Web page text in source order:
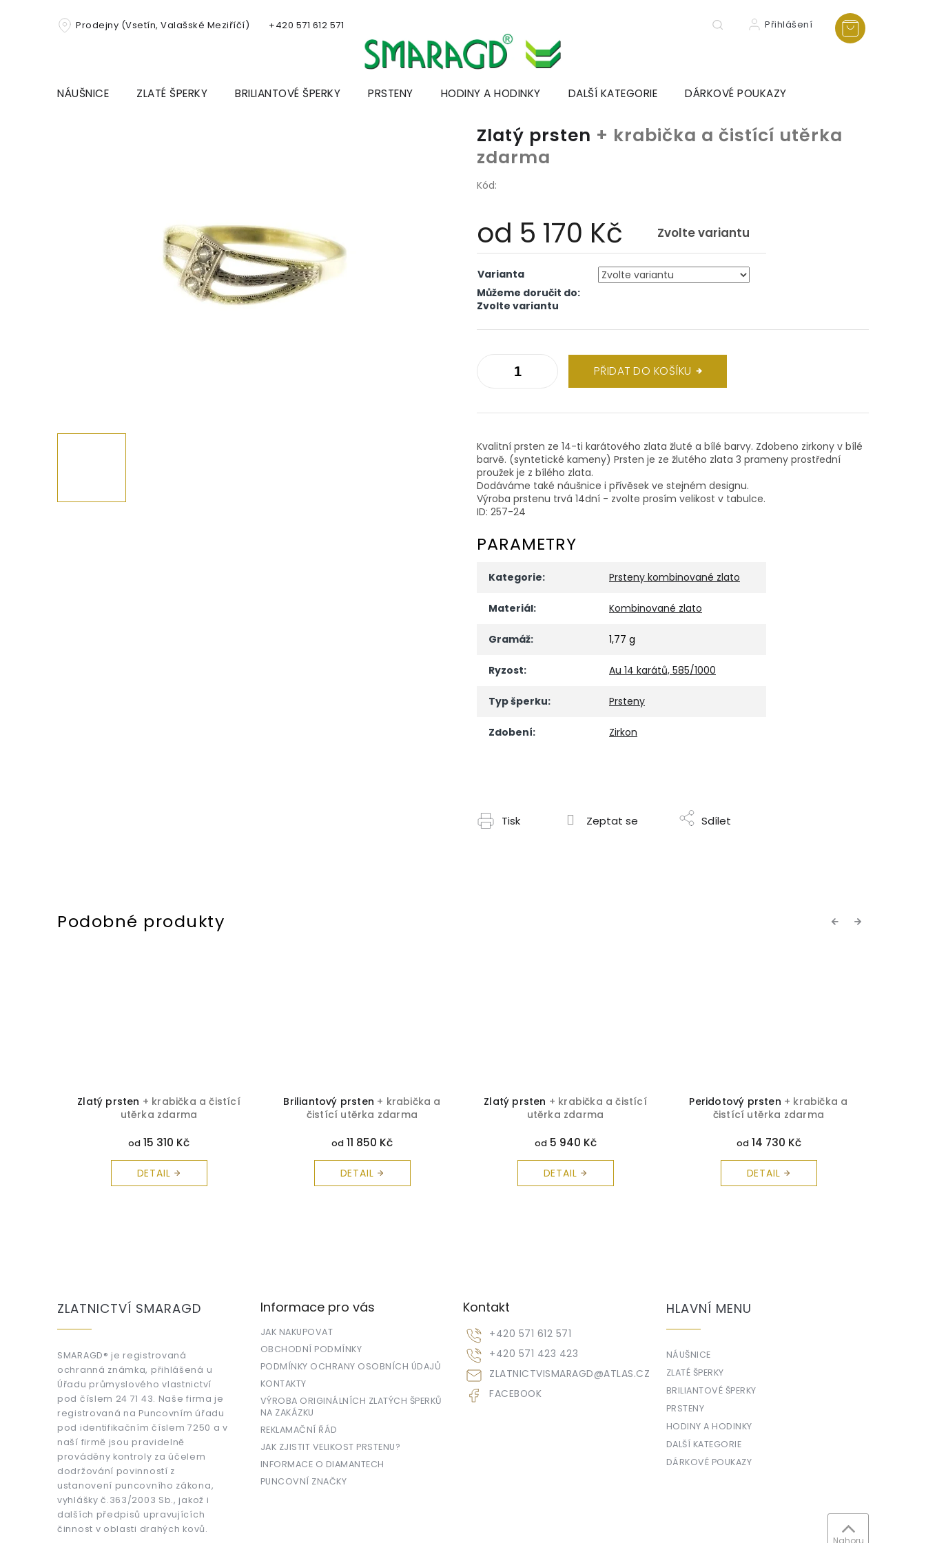
Prodejny (Vsetín, Valašské Meziříčí) +420 571 612 571 Přihlášení
NÁUŠNICE ZLATÉ ŠPERKY BRILIANTOVÉ ŠPERKY PRSTENY HODINY A HODINKY DALŠÍ KATEGORIE DÁRKOVÉ POUKAZY
Zlatý prsten + krabička a čistící utěrka
zdarma
Kód:
od 5 170 Kč Zvolte variantu
cena:
Varianta
Můžeme doručit do:
Zvolte variantu
PŘIDAT DO KOŠÍKU
Kvalitní prsten ze 14-ti karátového zlata žluté a bílé barvy. Zdobeno zirkony v bílé
barvě. (syntetické kameny) Prsten je ze žlutého zlata 3 prameny prostřední
proužek je z bílého zlata.
Dodáváme také náušnice i přívěsek ve stejném designu.
Výroba prstenu trvá 14dní - zvolte prosím velikost v tabulce.
ID: 257-24
PARAMETRY
Kategorie: Prsteny kombinované zlato
Materiál: Kombinované zlato
Gramáž: 1,77 g
Ryzost: Au 14 karátů, 585/1000
Typ šperku: Prsteny
Zdobení: Zirkon
Tisk Zeptat se Sdílet
Previous
Zlatý prsten + krabička a čistící
utěrka zdarma
od 15 310 Kč
DETAIL
Briliantový prsten + krabička a
čistící utěrka zdarma
od 11 850 Kč
DETAIL
Zlatý prsten + krabička a čistící
utěrka zdarma
od5 940 Kč
DETAIL
Peridotový prsten + krabička a
čistící utěrka zdarma
od14 730 Kč
DETAIL
Next
ZLATNICTVÍ SMARAGD
SMARAGD® je registrovaná
ochranná známka, přihlášená u
Úřadu průmyslového vlastnictví
pod číslem 24 71 43. Naše firma je
registrovaná na Puncovním úřadu
pod identifikačním číslem 7250 a v
naší firmě jsou pravidelně
prováděny kontroly za účelem
dodržování povinností z
ustanovení puncovního zákona,
vyhlášky č.363/2003 Sb., jakož i
dalších předpisů upravujících
činnost v oblasti drahých kovů.
Informace pro vás
JAK NAKUPOVAT
OBCHODNÍ PODMÍNKY
PODMÍNKY OCHRANY OSOBNÍCH ÚDAJŮ
KONTAKTY
VÝROBA ORIGINÁLNÍCH ZLATÝCH ŠPERKŮ
NA ZAKÁZKU
REKLAMAČNÍ ŘÁD
JAK ZJISTIT VELIKOST PRSTENU?
INFORMACE O DIAMANTECH
PUNCOVNÍ ZNAČKY
Kontakt
ZLATNICTVISMARAGD@ATLAS.CZ
+420 571 612 571
+420 571 423 423
FACEBOOK
HLAVNÍ MENU
NÁUŠNICE
ZLATÉ ŠPERKY
BRILIANTOVÉ ŠPERKY
PRSTENY
HODINY A HODINKY
DALŠÍ KATEGORIE
DÁRKOVÉ POUKAZY
Nahoru